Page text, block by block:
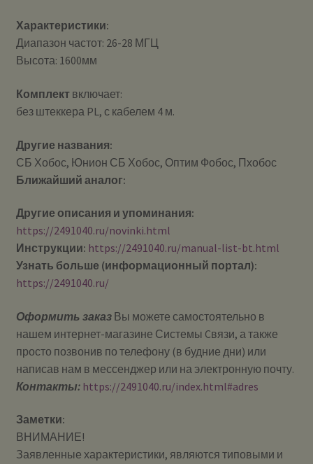
Характеристики:
Диапазон частот: 26-28 МГЦ
Высота: 1600мм
Комплектвключает:
без штеккера PL, с кабелем 4 м.
Другие названия:
СБ Хобос, Юнион СБ Хобос, Оптим Фобос, Пхобос
Ближайший аналог:
Другие описания и упоминания:
https://2491040.ru/novinki.html
Инструкции: https://2491040.ru/manual-list-bt.html
Узнать больше (информационный портал):
https://2491040.ru/
Оформить заказВы можете самостоятельно в
нашем интернет-магазине Системы Cвязи, а также
просто позвонив по телефону (в будние дни) или
написав нам в мессенджер или на электронную почту.
Контакты: https://2491040.ru/index.html#adres
Заметки:
ВНИМАНИЕ!
Заявленные характеристики, являются типовыми и